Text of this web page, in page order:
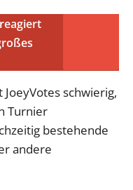
schwierig,
Turnier
bestehende
andere